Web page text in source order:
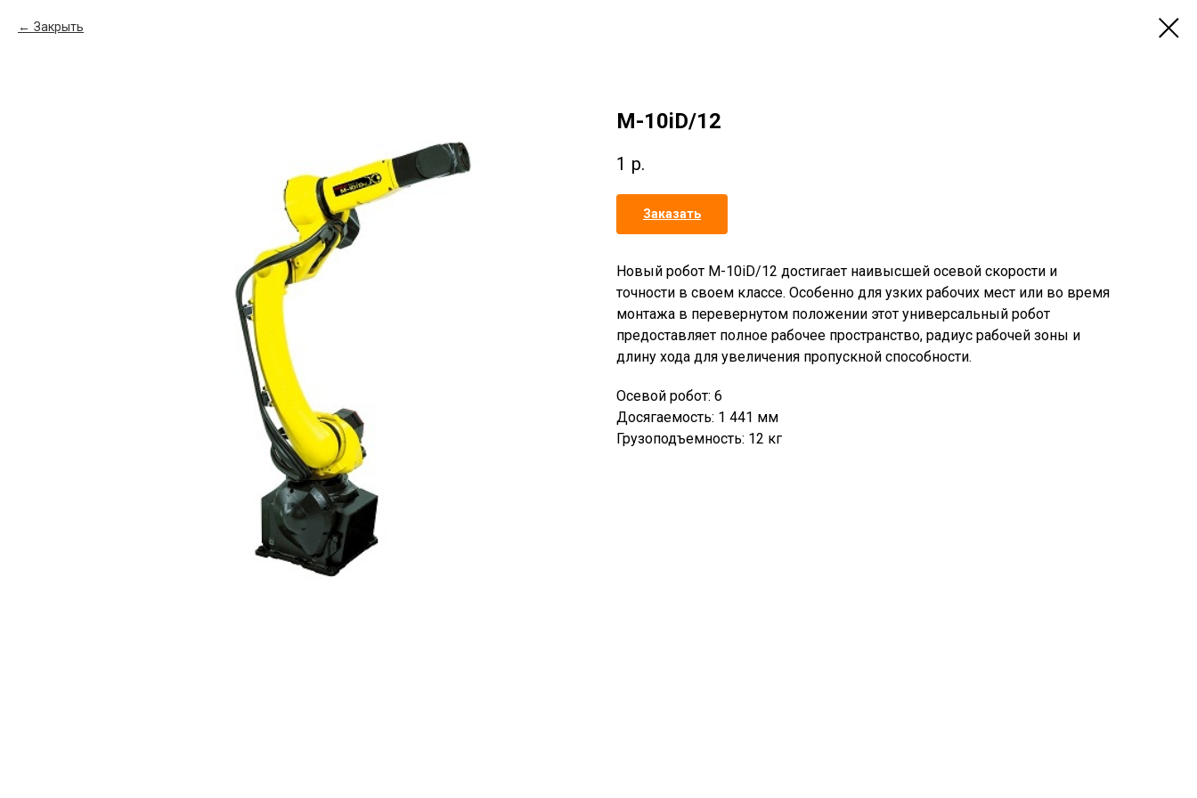
Закрыть
M-10iD/12
1 р.
Заказать
Новый робот M-10iD/12 достигает наивысшей осевой скорости и
точности в своем классе. Особенно для узких рабочих мест или во время
монтажа в перевернутом положении этот универсальный робот
предоставляет полное рабочее пространство, радиус рабочей зоны и
длину хода для увеличения пропускной способности.
Осевой робот: 6
Досягаемость: 1 441 мм
Грузоподъемность: 12 кг